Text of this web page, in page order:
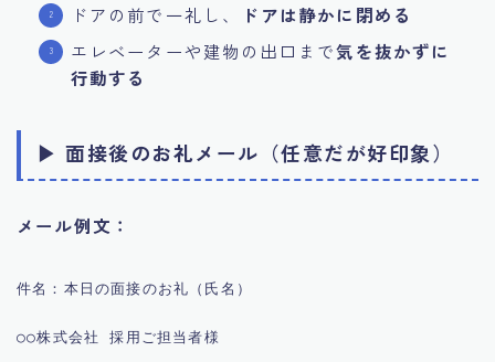
ドアの前で一礼し、
ドアは静かに閉める
エレベーターや建物の出口まで気を抜かずに
行動する
▶ 面接後のお礼メール（任意だが好印象）
メール例文：
件名：本日の面接のお礼（氏名）
○○株式会社 採用ご担当者様